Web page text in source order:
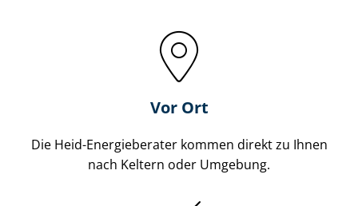
Vor Ort
Die Heid-Energieberater kommen direkt zu Ihnen
nach Keltern oder Umgebung.